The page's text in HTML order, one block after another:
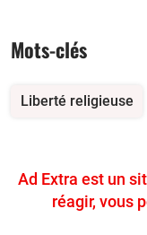
Mots-clés
Liberté religieuse
Ad Extra est un
réagir, vous